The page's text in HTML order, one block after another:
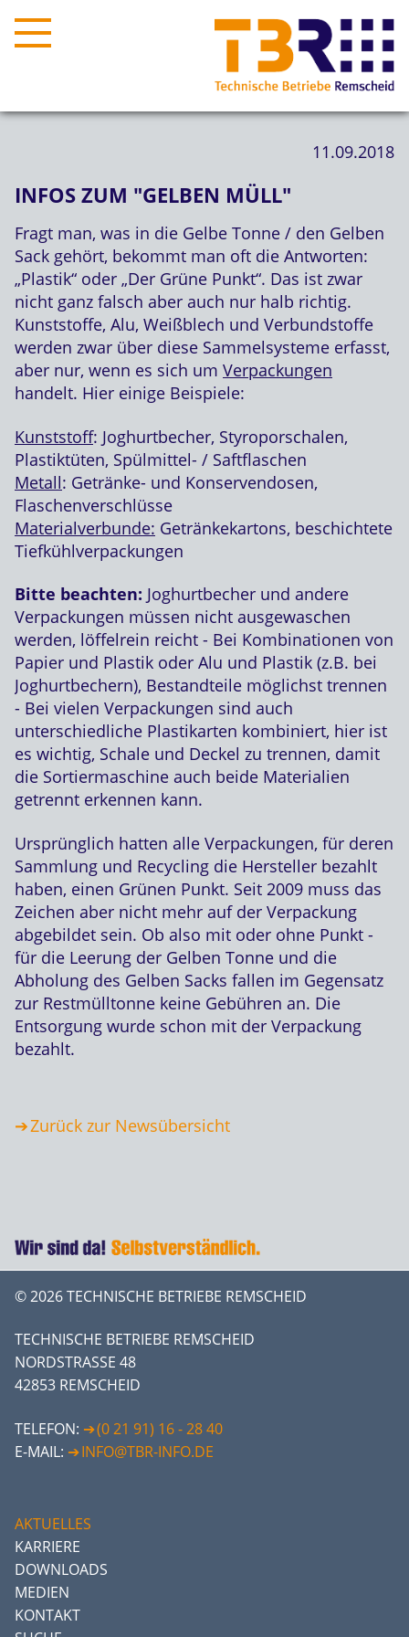
11.09.2018
INFOS ZUM "GELBEN MÜLL"
Fragt man, was in die Gelbe Tonne / den Gelben
Sack gehört, bekommt man oft die Antworten:
„Plastik“ oder „Der Grüne Punkt“. Das ist zwar
nicht ganz falsch aber auch nur halb richtig.
Kunststoffe, Alu, Weißblech und Verbundstoffe
werden zwar über diese Sammelsysteme erfasst,
aber nur, wenn es sich um Verpackungen
handelt. Hier einige Beispiele:
Kunststoff: Joghurtbecher, Styroporschalen,
Plastiktüten, Spülmittel- / Saftflaschen
Metall: Getränke- und Konservendosen,
Flaschenverschlüsse
Materialverbunde: Getränkekartons, beschichtete
Tiefkühlverpackungen
Bitte beachten: Joghurtbecher und andere
Verpackungen müssen nicht ausgewaschen
werden, löffelrein reicht - Bei Kombinationen von
Papier und Plastik oder Alu und Plastik (z.B. bei
Joghurtbechern), Bestandteile möglichst trennen
- Bei vielen Verpackungen sind auch
unterschiedliche Plastikarten kombiniert, hier ist
es wichtig, Schale und Deckel zu trennen, damit
die Sortiermaschine auch beide Materialien
getrennt erkennen kann.
Ursprünglich hatten alle Verpackungen, für deren
Sammlung und Recycling die Hersteller bezahlt
haben, einen Grünen Punkt. Seit 2009 muss das
Zeichen aber nicht mehr auf der Verpackung
abgebildet sein. Ob also mit oder ohne Punkt -
für die Leerung der Gelben Tonne und die
Abholung des Gelben Sacks fallen im Gegensatz
zur Restmülltonne keine Gebühren an. Die
Entsorgung wurde schon mit der Verpackung
bezahlt.
Zurück zur Newsübersicht
© 2026 TECHNISCHE BETRIEBE REMSCHEID
TECHNISCHE BETRIEBE REMSCHEID
NORDSTRASSE 48
42853 REMSCHEID
TELEFON:
(0 21 91) 16 - 28 40
E-MAIL:
INFO@TBR-INFO.DE
AKTUELLES
KARRIERE
DOWNLOADS
MEDIEN
KONTAKT